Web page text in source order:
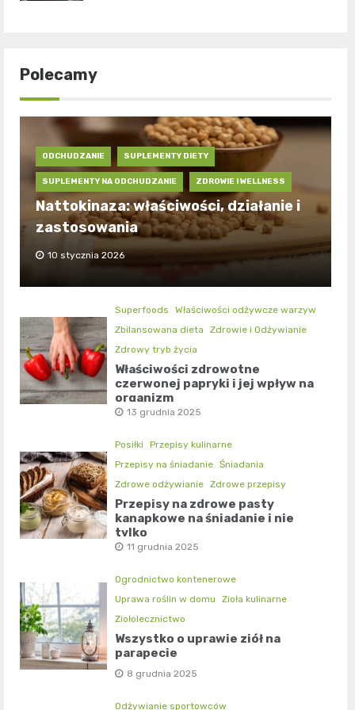
Polecamy
ODCHUDZANIE SUPLEMENTY DIETY
SUPLEMENTY NA ODCHUDZANIE ZDROWIE I WELLNESS
Nattokinaza: właściwości, działanie i
zastosowania
10 stycznia 2026
Superfoods
Właściwości odżywcze warzyw
Zbilansowana dieta
Zdrowie i Odżywianie
Zdrowy tryb życia
Właściwości zdrowotne
czerwonej papryki i jej wpływ na
organizm
13 grudnia 2025
Posiłki
Przepisy kulinarne
Przepisy na śniadanie Śniadania
Zdrowe odżywianie Zdrowe przepisy
Przepisy na zdrowe pasty
kanapkowe na śniadanie i nie
tylko
11 grudnia 2025
Ogrodnictwo kontenerowe
Uprawa roślin w domu
Zioła kulinarne
Ziołolecznictwo
Wszystko o uprawie ziół na
parapecie
8 grudnia 2025
Odżywianie sportowców